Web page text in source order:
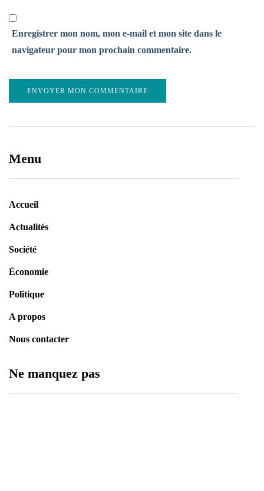
Enregistrer mon nom, mon e-mail et mon site dans le
navigateur pour mon prochain commentaire.
Menu
Accueil
Actualités
Société
Économie
Politique
A propos
Nous contacter
Ne manquez pas